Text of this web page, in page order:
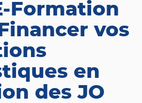
Formation
vos
en
des JO